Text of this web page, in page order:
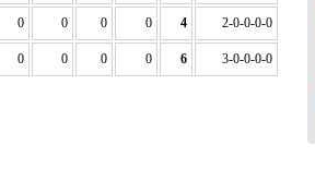
0 0 0 0 4 2-0-0-0-0
0 0 0 0 6 3-0-0-0-0